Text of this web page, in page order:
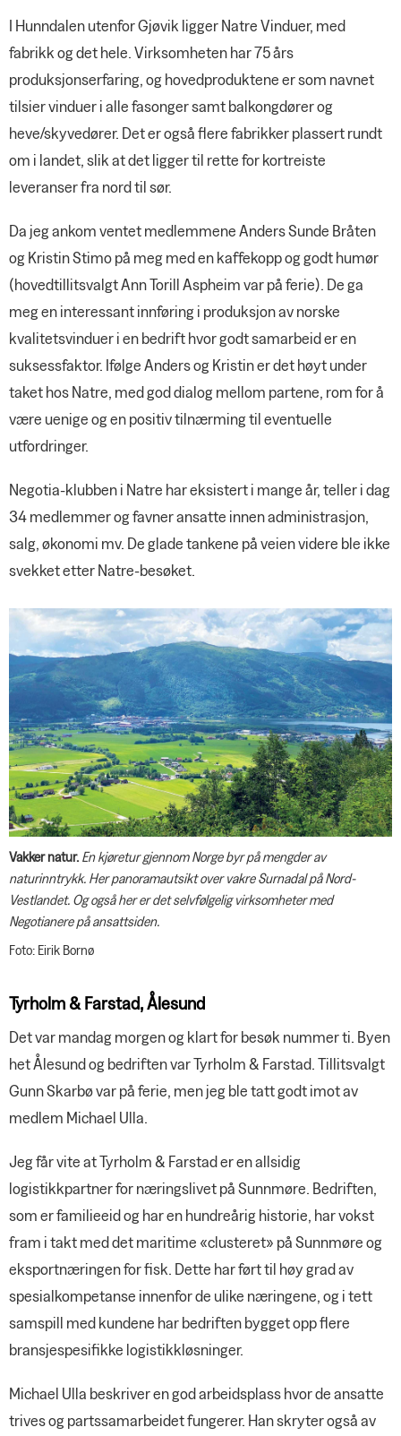
I Hunndalen utenfor Gjøvik ligger Natre Vinduer, med
fabrikk og det hele. Virksomheten har 75 års
produksjonserfaring, og hovedproduktene er som navnet
tilsier vinduer i alle fasonger samt balkongdører og
heve/skyvedører. Det er også flere fabrikker plassert rundt
om i landet, slik at det ligger til rette for kortreiste
leveranser fra nord til sør.
Da jeg ankom ventet medlemmene Anders Sunde Bråten
og Kristin Stimo på meg med en kaffekopp og godt humør
(hovedtillitsvalgt Ann Torill Aspheim var på ferie). De ga
meg en interessant innføring i produksjon av norske
kvalitetsvinduer i en bedrift hvor godt samarbeid er en
suksessfaktor. Ifølge Anders og Kristin er det høyt under
taket hos Natre, med god dialog mellom partene, rom for å
være uenige og en positiv tilnærming til eventuelle
utfordringer.
Negotia-klubben i Natre har eksistert i mange år, teller i dag
34 medlemmer og favner ansatte innen administrasjon,
salg, økonomi mv. De glade tankene på veien videre ble ikke
svekket etter Natre-besøket.
Vakker natur. En kjøretur gjennom Norge byr på mengder av
naturinntrykk. Her panoramautsikt over vakre Surnadal på Nord-
Vestlandet. Og også her er det selvfølgelig virksomheter med
Negotianere på ansattsiden.
Foto: Eirik Bornø
Tyrholm & Farstad, Ålesund
Det var mandag morgen og klart for besøk nummer ti. Byen
het Ålesund og bedriften var Tyrholm & Farstad. Tillitsvalgt
Gunn Skarbø var på ferie, men jeg ble tatt godt imot av
medlem Michael Ulla.
Jeg får vite at Tyrholm & Farstad er en allsidig
logistikkpartner for næringslivet på Sunnmøre. Bedriften,
som er familieeid og har en hundreårig historie, har vokst
fram i takt med det maritime «clusteret» på Sunnmøre og
eksportnæringen for fisk. Dette har ført til høy grad av
spesialkompetanse innenfor de ulike næringene, og i tett
samspill med kundene har bedriften bygget opp flere
bransjespesifikke logistikkløsninger.
Michael Ulla beskriver en god arbeidsplass hvor de ansatte
trives og partssamarbeidet fungerer. Han skryter også av